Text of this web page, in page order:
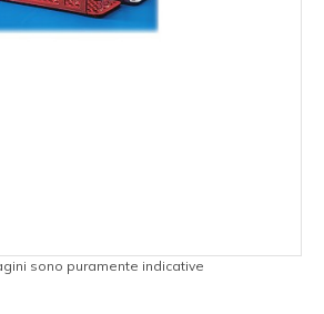
sono puramente indicative